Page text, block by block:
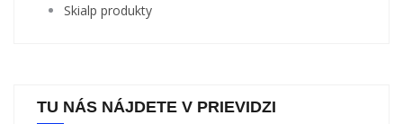
Skialp produkty
TU NÁS NÁJDETE V PRIEVIDZI